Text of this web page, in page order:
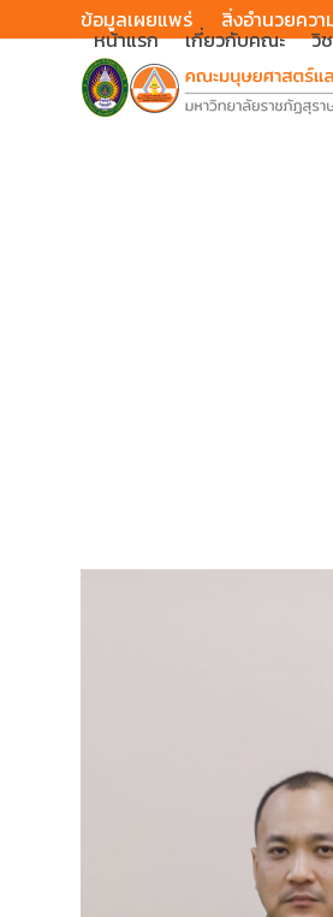
to
ข้อมูลเผยแพร่ สิ่งอำนวยควา
หน้าแรก เกี่ยวกับคณะ วิ